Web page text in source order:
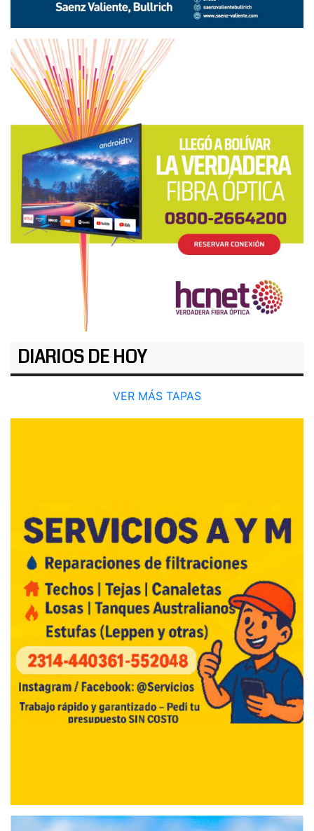
DIARIOS DE HOY
VER MÁS TAPAS